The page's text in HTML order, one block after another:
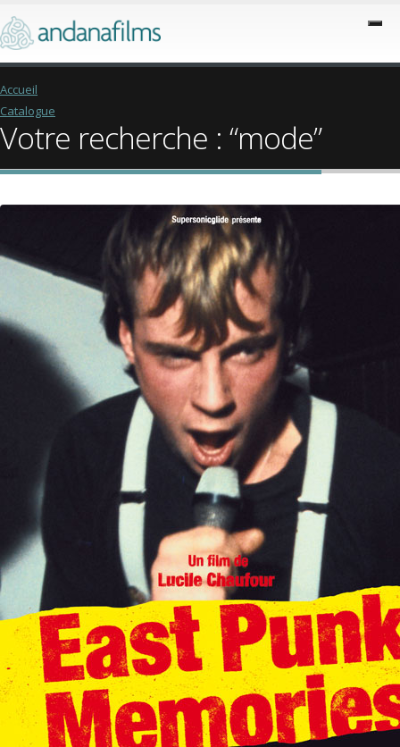
Accueil
Catalogue
Votre recherche : “mode”